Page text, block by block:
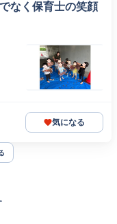
なく保育士の笑顔
気になる